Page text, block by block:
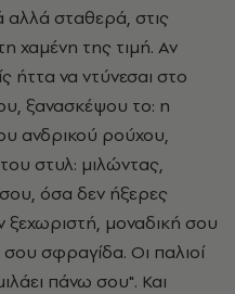
χαμένη της τιμή. Αν
ήττα να ντύνεσαι στο
ξανασκέψου το: η
ανδρικού ρούχου,
στυλ: μιλώντας,
όσα δεν ήξερες
ξεχωριστή, μοναδική σου
σφραγίδα. Οι παλιοί
πάνω σου". Και